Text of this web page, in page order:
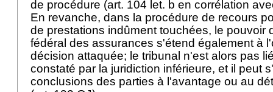
de procédure (art. 104 let. b en corrélation
En revanche, dans la procédure de recours
de prestations indûment touchées, le pouvoir
fédéral des assurances s'étend également à
décision attaquée; le tribunal n'est alors pas
constaté par la juridiction inférieure, et il peut
conclusions des parties à l'avantage ou au